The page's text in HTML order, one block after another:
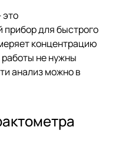
для быстрого
концентрацию
не нужны
анализ можно в